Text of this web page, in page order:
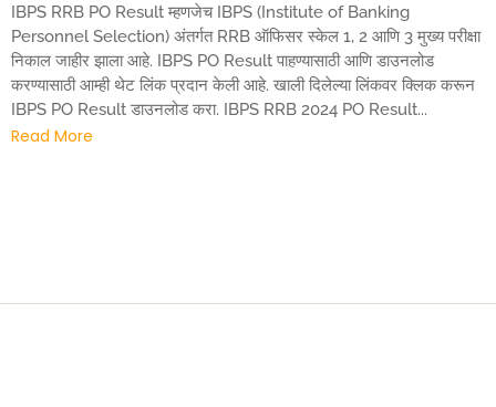
IBPS RRB PO Result म्हणजेच IBPS (Institute of Banking
Personnel Selection) अंतर्गत RRB ऑफिसर स्केल 1, 2 आणि 3 मुख्य परीक्षा
निकाल जाहीर झाला आहे. IBPS PO Result पाहण्यासाठी आणि डाउनलोड
करण्यासाठी आम्ही थेट लिंक प्रदान केली आहे. खाली दिलेल्या लिंकवर क्लिक करून
IBPS PO Result डाउनलोड करा. IBPS RRB 2024 PO Result...
Read More